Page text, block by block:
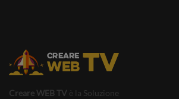
Creare WEB TV è la Soluzione